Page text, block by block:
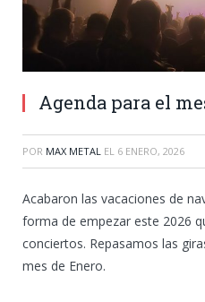
Agenda para el
POR MAX METAL EL 6 ENERO, 2026
Acabaron las vacaciones de
forma de empezar este 2026
conciertos. Repasamos las
mes de Enero.